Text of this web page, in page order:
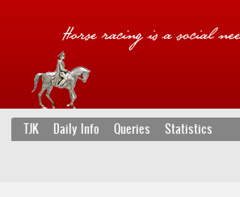
TJK Daily Info Queries Statistics